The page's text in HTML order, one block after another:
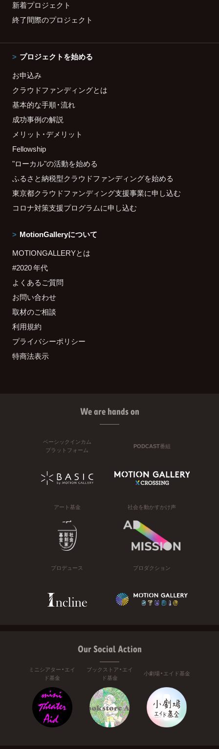
新着プロジェクト
終了間際のプロジェクト
プロジェクトを始める
お申込み
クラウドファンディングとは
基本的な手順・流れ
成功事例の解説
メリット・デメリット
Fellowship
"ローカル"の活動を始める
ふるさと納税型クラウドファンディングを始める
東京都クラウドファンディング支援事業に申し込む
コロナ対策支援プログラムに申し込む
MotionGalleryについて
MOTIONGALLERYとは
#2020 年代
よくあるご質問
お問い合わせ
取材のご相談
利用規約
プライバシーポリシー
特商法表示
We are hands on
ベーシックインカム
プラットフォーム
PODCAST番組
アート基金 社会を動かすかけ声
プロデュース プロダクション
Our Social Action
ミニシアター・エイ
ド基金
ブックストア・エイ
ド基金
小劇場・エイド基金